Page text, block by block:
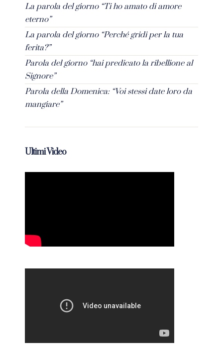
La parola del giorno “Ti ho amato di amore
eterno”
La parola del giorno “Perché gridi per la tua
ferita?”
Parola del giorno “hai predicato la ribellione al
Signore”
Parola della Domenica: “Voi stessi date loro da
mangiare”
Ultimi Video